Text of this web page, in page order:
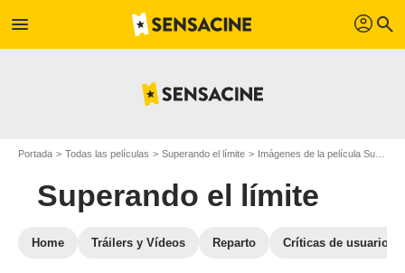
menu profil search
Portada Todas las películas Superando el límite Imágenes de la película Superando el límite
Superando el límite
Home Tráilers y Vídeos Reparto Críticas de usuarios